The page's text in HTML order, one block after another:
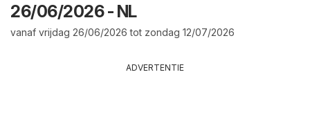
26/06/2026 - NL
vanaf vrijdag 26/06/2026 tot zondag 12/07/2026
ADVERTENTIE